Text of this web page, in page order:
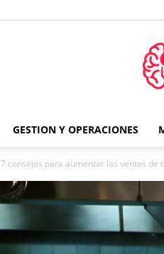
GESTION Y OPERACIONES
7 consejos para aumentar las ventas de